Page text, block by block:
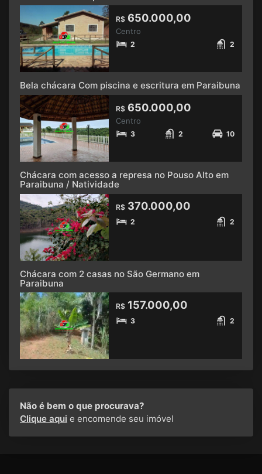
R$ 650.000,00
Centro
2 2
Bela chácara Com piscina e escritura em Paraibuna
R$ 650.000,00
Centro
3 2 10
Chácara com acesso a represa no Pouso Alto em
Paraibuna / Natividade
R$ 370.000,00
2 2
Chácara com 2 casas no São Germano em
Paraibuna
R$ 157.000,00
3 2
Não é bem o que procurava?
Clique aqui e encomende seu imóvel